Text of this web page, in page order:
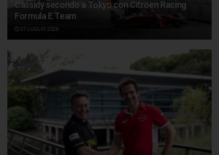
Cassidy secondo a Tokyo con Citroen Racing
Formula E Team
27 LUGLIO 2026